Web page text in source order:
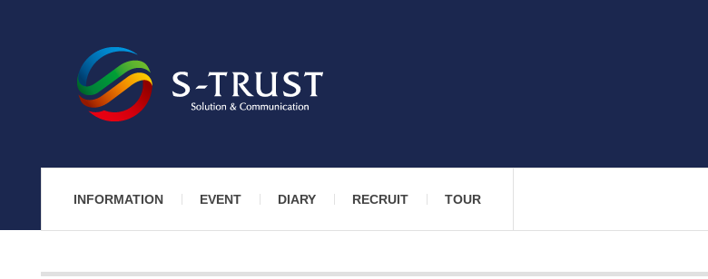
INFORMATION EVENT DIARY RECRUIT TOUR